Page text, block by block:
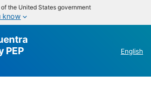
the United States government
know
PEP
English